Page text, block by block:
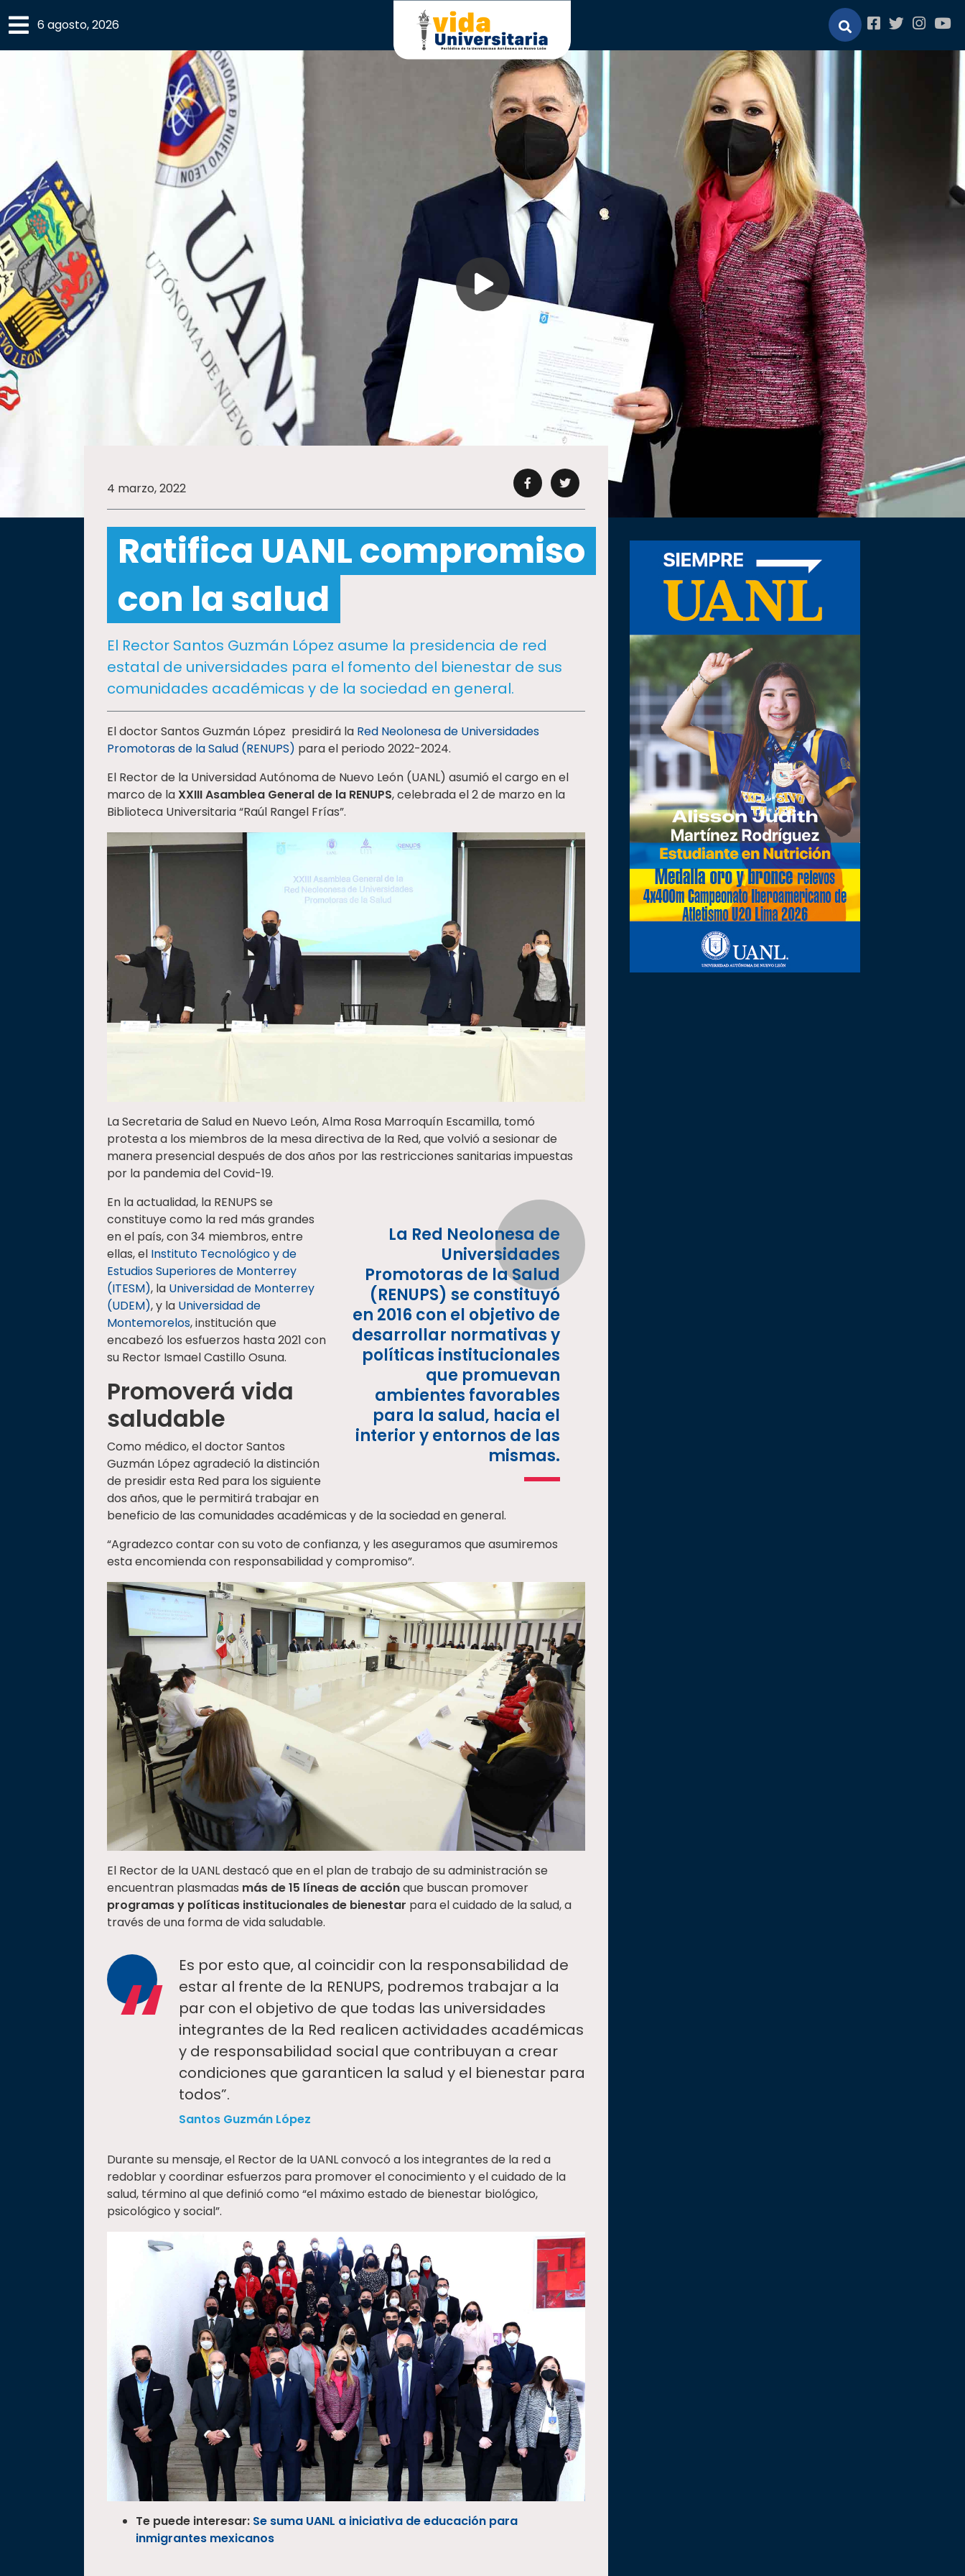
×
COMUNIDAD
CULTURA
DEPORTES
I+D+IEXPERTOS
SALUD
SUSTENTABILIDAD
educativa
Internacionalización
6 agosto, 2026
4 marzo, 2022
Ratifica UANL compromiso
con la salud
El Rector Santos Guzmán López asume la presidencia de red
estatal de universidades para el fomento del bienestar de sus
comunidades académicas y de la sociedad en general.
El doctor Santos Guzmán López presidirá la Red Neolonesa de Universidades
Promotoras de la Salud (RENUPS) para el periodo 2022-2024.
El Rector de la Universidad Autónoma de Nuevo León (UANL) asumió el cargo en el
marco de la XXIII Asamblea General de la RENUPS, celebrada el 2 de marzo en la
Biblioteca Universitaria “Raúl Rangel Frías”.
La Secretaria de Salud en Nuevo León, Alma Rosa Marroquín Escamilla, tomó
protesta a los miembros de la mesa directiva de la Red, que volvió a sesionar de
manera presencial después de dos años por las restricciones sanitarias impuestas
por la pandemia del Covid-19.
La Red Neolonesa de
Universidades
Promotoras de la Salud
(RENUPS) se constituyó
en 2016 con el objetivo de
desarrollar normativas y
políticas institucionales
que promuevan
ambientes favorables
para la salud, hacia el
interior y entornos de las
mismas.
En la actualidad, la RENUPS se
constituye como la red más grandes
en el país, con 34 miembros, entre
ellas, el Instituto Tecnológico y de
Estudios Superiores de Monterrey
(ITESM), la Universidad de Monterrey
(UDEM), y la Universidad de
Montemorelos, institución que
encabezó los esfuerzos hasta 2021 con
su Rector Ismael Castillo Osuna.
Promoverá vida
saludable
Como médico, el doctor Santos
Guzmán López agradeció la distinción
de presidir esta Red para los siguiente
dos años, que le permitirá trabajar en
beneficio de las comunidades académicas y de la sociedad en general.
“Agradezco contar con su voto de confianza, y les aseguramos que asumiremos
esta encomienda con responsabilidad y compromiso”.
El Rector de la UANL destacó que en el plan de trabajo de su administración se
encuentran plasmadas más de 15 líneas de acciónque buscan promover
programas y políticas institucionales de bienestar para el cuidado de la salud, a
través de una forma de vida saludable.
“
Es por esto que, al coincidir con la responsabilidad de
estar al frente de la RENUPS, podremos trabajar a la
par con el objetivo de que todas las universidades
integrantes de la Red realicen actividades académicas
y de responsabilidad social que contribuyan a crear
condiciones que garanticen la salud y el bienestar para
todos”.
Santos Guzmán López
Durante su mensaje, el Rector de la UANL convocó a los integrantes de la red a
redoblar y coordinar esfuerzos para promover el conocimiento y el cuidado de la
salud, término al que definió como “el máximo estado de bienestar biológico,
psicológico y social”.
Te puede interesar: Se suma UANL a iniciativa de educación para
inmigrantes mexicanos